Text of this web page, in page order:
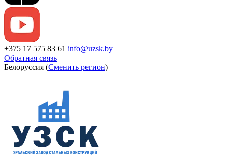
+375 17 575 83 61 info@uzsk.by
Обратная связь
Белоруссия (Сменить регион)